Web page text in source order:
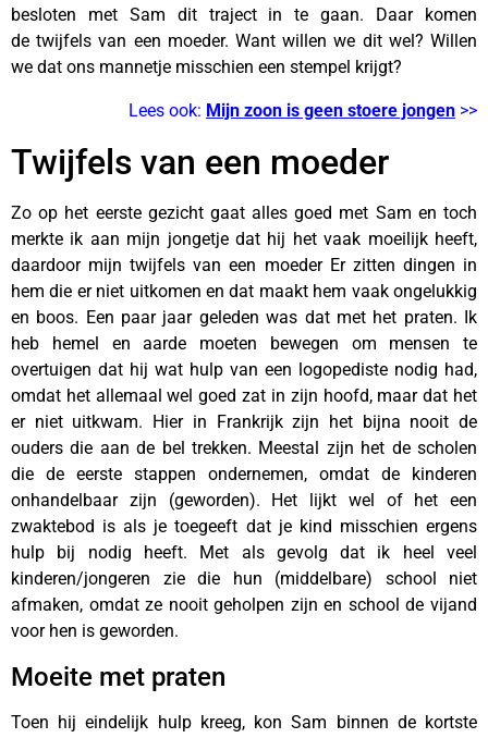
besloten met Sam dit traject in te gaan. Daar komen
detwijfels van een moeder.Want willen we dit wel? Willen
we dat ons mannetje misschien een stempel krijgt?
Lees ook: Mijn zoon is geen stoere jongen >>
Twijfels van een moeder
Zo op het eerste gezicht gaat alles goed met Sam en toch
merkte ik aan mijn jongetje dat hij het vaak moeilijk heeft,
daardoor mijn twijfels van een moeder Er zitten dingen in
hem die er niet uitkomen en dat maakt hem vaak ongelukkig
en boos. Een paar jaar geleden was dat met het praten. Ik
heb hemel en aarde moeten bewegen om mensen te
overtuigen dat hij wat hulp van een logopediste nodig had,
omdat het allemaal wel goed zat in zijn hoofd, maar dat het
er niet uitkwam. Hier in Frankrijk zijn het bijna nooit de
ouders die aan de bel trekken. Meestal zijn het de scholen
die de eerste stappen ondernemen, omdat de kinderen
onhandelbaar zijn (geworden). Het lijkt wel of het een
zwaktebod is als je toegeeft dat je kind misschien ergens
hulp bij nodig heeft. Met als gevolg dat ik heel veel
kinderen/jongeren zie die hun (middelbare) school niet
afmaken, omdat ze nooit geholpen zijn en school de vijand
voor hen is geworden.
Moeite met praten
Toen hij eindelijk hulp kreeg, kon Sam binnen de kortste